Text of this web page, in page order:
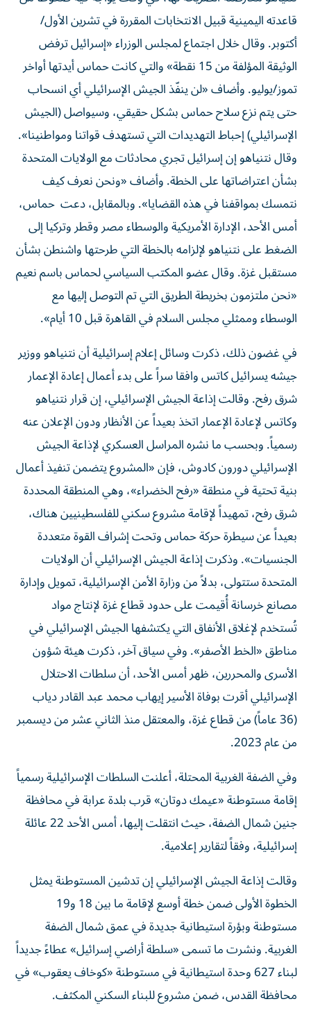
قاعدته اليمينية قبيل الانتخابات المقررة في تشرين الأول/
أكتوبر. وقال خلال اجتماع لمجلس الوزراء «إسرائيل ترفض
الوثيقة المؤلفة من 15 نقطة» والتي كانت حماس أيدتها أواخر
تموز/يوليو. وأضاف «لن ينفّذ الجيش الإسرائيلي أي انسحاب
حتى يتم نزع سلاح حماس بشكل حقيقي، وسيواصل (الجيش
الإسرائيلي) إحباط التهديدات التي تستهدف قواتنا ومواطنينا».
وقال نتنياهو إن إسرائيل تجري محادثات مع الولايات المتحدة
بشأن اعتراضاتها على الخطة. وأضاف «ونحن نعرف كيف
نتمسك بمواقفنا في هذه القضايا». وبالمقابل، دعت حماس،
أمس الأحد، الإدارة الأمريكية والوسطاء مصر وقطر وتركيا إلى
الضغط على نتنياهو لإلزامه بالخطة التي طرحتها واشنطن بشأن
مستقبل غزة. وقال عضو المكتب السياسي لحماس باسم نعيم
«نحن ملتزمون بخريطة الطريق التي تم التوصل إليها مع
الوسطاء وممثلي مجلس السلام في القاهرة قبل 10 أيام».
في غضون ذلك، ذكرت وسائل إعلام إسرائيلية أن نتنياهو ووزير
جيشه يسرائيل كاتس وافقا سراً على بدء أعمال إعادة الإعمار
شرق رفح. وقالت إذاعة الجيش الإسرائيلي، إن قرار نتنياهو
وكاتس لإعادة الإعمار اتخذ بعيداً عن الأنظار ودون الإعلان عنه
رسمياً. وبحسب ما نشره المراسل العسكري لإذاعة الجيش
الإسرائيلي دورون كادوش، فإن «المشروع يتضمن تنفيذ أعمال
بنية تحتية في منطقة «رفح الخضراء»، وهي المنطقة المحددة
شرق رفح، تمهيداً لإقامة مشروع سكني للفلسطينيين هناك،
بعيداً عن سيطرة حركة حماس وتحت إشراف القوة متعددة
الجنسيات». وذكرت إذاعة الجيش الإسرائيلي أن ​الولايات
المتحدة​ ستتولى، بدلاً من وزارة الأمن الإسرائيلية، تمويل وإدارة
مصانع خرسانة أُقيمت على حدود ​قطاع غزة​ لإنتاج مواد
تُستخدم لإغلاق الأنفاق التي يكتشفها الجيش الإسرائيلي في
مناطق «الخط الأصفر». وفي سياق آخر، ذكرت هيئة شؤون
الأسرى والمحررين، ظهر أمس الأحد، أن سلطات الاحتلال
الإسرائيلي أقرت بوفاة الأسير إيهاب محمد عبد القادر دياب
(36 عاماً) من قطاع غزة، والمعتقل منذ الثاني عشر من ديسمبر
من عام 2023.
وفي الضفة الغربية المحتلة، أعلنت السلطات الإسرائيلية رسمياً
إقامة مستوطنة «عيمك دوتان» قرب بلدة عرابة في محافظة
جنين شمال الضفة، حيث انتقلت إليها، أمس الأحد 22 عائلة
إسرائيلية، وفقاً لتقارير إعلامية.
وقالت إذاعة الجيش الإسرائيلي إن تدشين المستوطنة يمثل
الخطوة الأولى ضمن خطة أوسع لإقامة ما بين 18 و19
مستوطنة وبؤرة استيطانية جديدة في عمق شمال الضفة
الغربية. ونشرت ما تسمى «سلطة أراضي إسرائيل» عطاءً جديداً
لبناء 627 وحدة استيطانية في مستوطنة «كوخاف يعقوب» في
محافظة القدس، ضمن مشروع للبناء السكني المكثف.